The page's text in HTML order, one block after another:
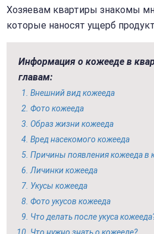
Хозяевам квартиры знакомы
которые наносят ущерб
Информация о кожееде в
главам:
Внешний вид кожееда
Фото кожееда
Образ жизни кожееда
Вред насекомого кожееда
Причины появления кожееда в
Личинки кожееда
Укусы кожееда
Фото укусов кожееда
Что делать после укуса